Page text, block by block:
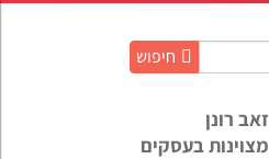
חיפוש
זאב רונן
מצוינות בעסקים